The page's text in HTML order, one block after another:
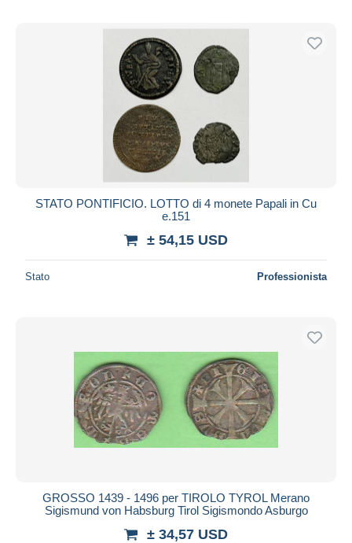
Aggiorna
STATO PONTIFICIO. LOTTO di 4 monete Papali in Cu
e.151
± 54,15 USD
Stato Professionista
GROSSO 1439 - 1496 per TIROLO TYROL Merano
Sigismund von Habsburg Tirol Sigismondo Asburgo
± 34,57 USD